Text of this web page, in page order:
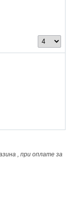
, при оплате за